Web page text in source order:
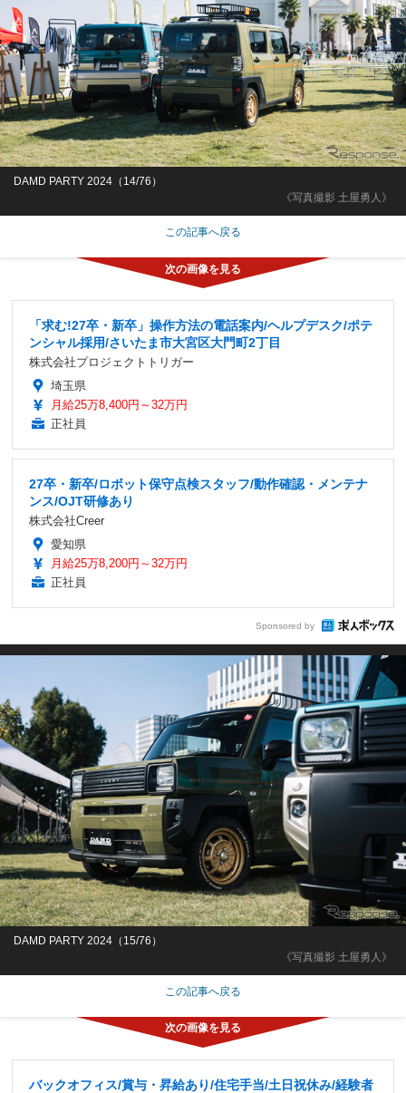
《写真撮影 土屋勇人》
DAMD PARTY 2024（14/76）
この記事へ戻る
「求む!27卒・新卒」操作方法の電話案内/ヘルプデスク/ポテ
ンシャル採用/さいたま市大宮区大門町2丁目
株式会社プロジェクトトリガー
埼玉県
月給25万8,400円～32万円
正社員
27卒・新卒/ロボット保守点検スタッフ/動作確認・メンテナ
ンス/OJT研修あり
株式会社Creer
愛知県
月給25万8,200円～32万円
正社員
Sponsored by
《写真撮影 土屋勇人》
DAMD PARTY 2024（15/76）
この記事へ戻る
バックオフィス/賞与・昇給あり/住宅手当/土日祝休み/経験者